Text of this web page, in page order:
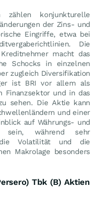
konjunkturelle
der Zins- und
Eingriffe, etwa bei
Die
macht das
Schocks in einzelnen
zugleich Diversifikation
ist BRI vor allem als
Finanzsektor und in das
sehen. Die Aktie kann
und einer
auf Währungs- und
sein, während sehr
die Volatilität und die
Makrolage besonders
Tbk (B) Aktien